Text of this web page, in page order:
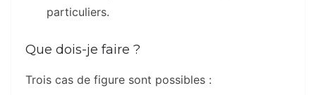
particuliers.
Que dois-je faire ?
Trois cas de figure sont possibles :